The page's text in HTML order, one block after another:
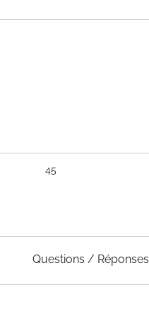
45
Questions / Réponses